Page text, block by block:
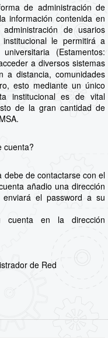
de administración de
información contenida en
de usarios
le permitirá a
(Estamentos:
a diversos sistemas
a distancia, comunidades
esto mediante un único
institucional es de vital
de la gran cantidad de
cuenta?
de contactarse con el
añadio una dirección
el password a su
en la dirección
de Red